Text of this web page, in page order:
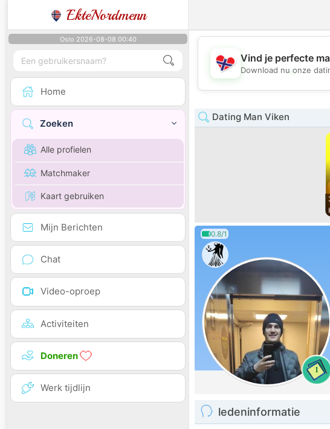
EkteNordmenn
Oslo 2026-08-08 00:40
Home
Zoeken
Alle profielen
Matchmaker
Kaart gebruiken
Mijn Berichten
Chat
Video-oproep
Activiteiten
Doneren
Werk tijdlijn
💖
Vind je perfecte
Download nu onze
Dating Man Viken
0.8/1
1
ledeninformatie